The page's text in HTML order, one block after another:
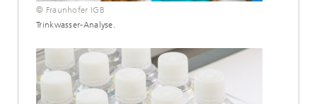
© Fraunhofer IGB
Trinkwasser-Analyse.